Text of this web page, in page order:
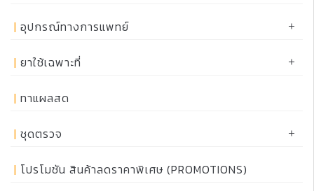
อุปกรณ์ทางการแพทย์
ยาใช้เฉพาะที่
ทาแผลสด
ชุดตรวจ
โปรโมชัน สินค้าลดราคาพิเศษ (PROMOTIONS)